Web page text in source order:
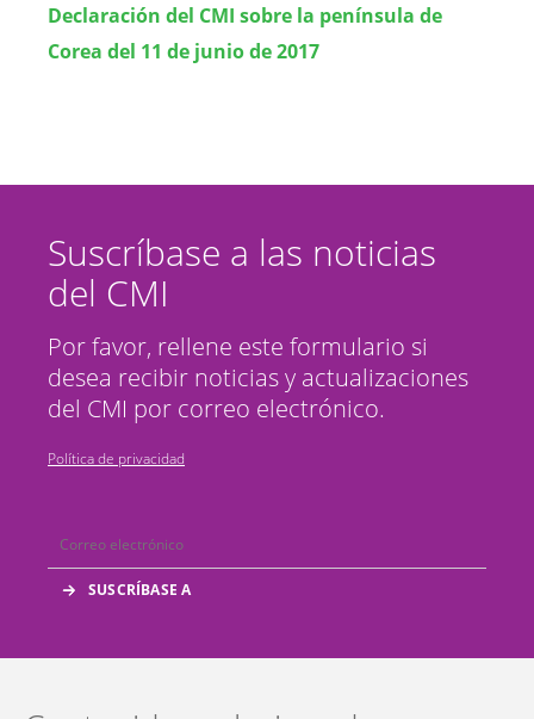
Declaración del CMI sobre la península de
Corea del 11 de junio de 2017
Suscríbase a las noticias
del CMI
Por favor, rellene este formulario si
desea recibir noticias y actualizaciones
del CMI por correo electrónico.
Política de privacidad